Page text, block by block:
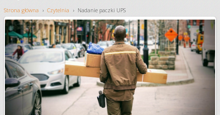
Strona główna Czytelnia Nadanie paczki UPS